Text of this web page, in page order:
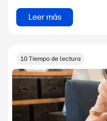
Leer más
10 Tiempo de lectura